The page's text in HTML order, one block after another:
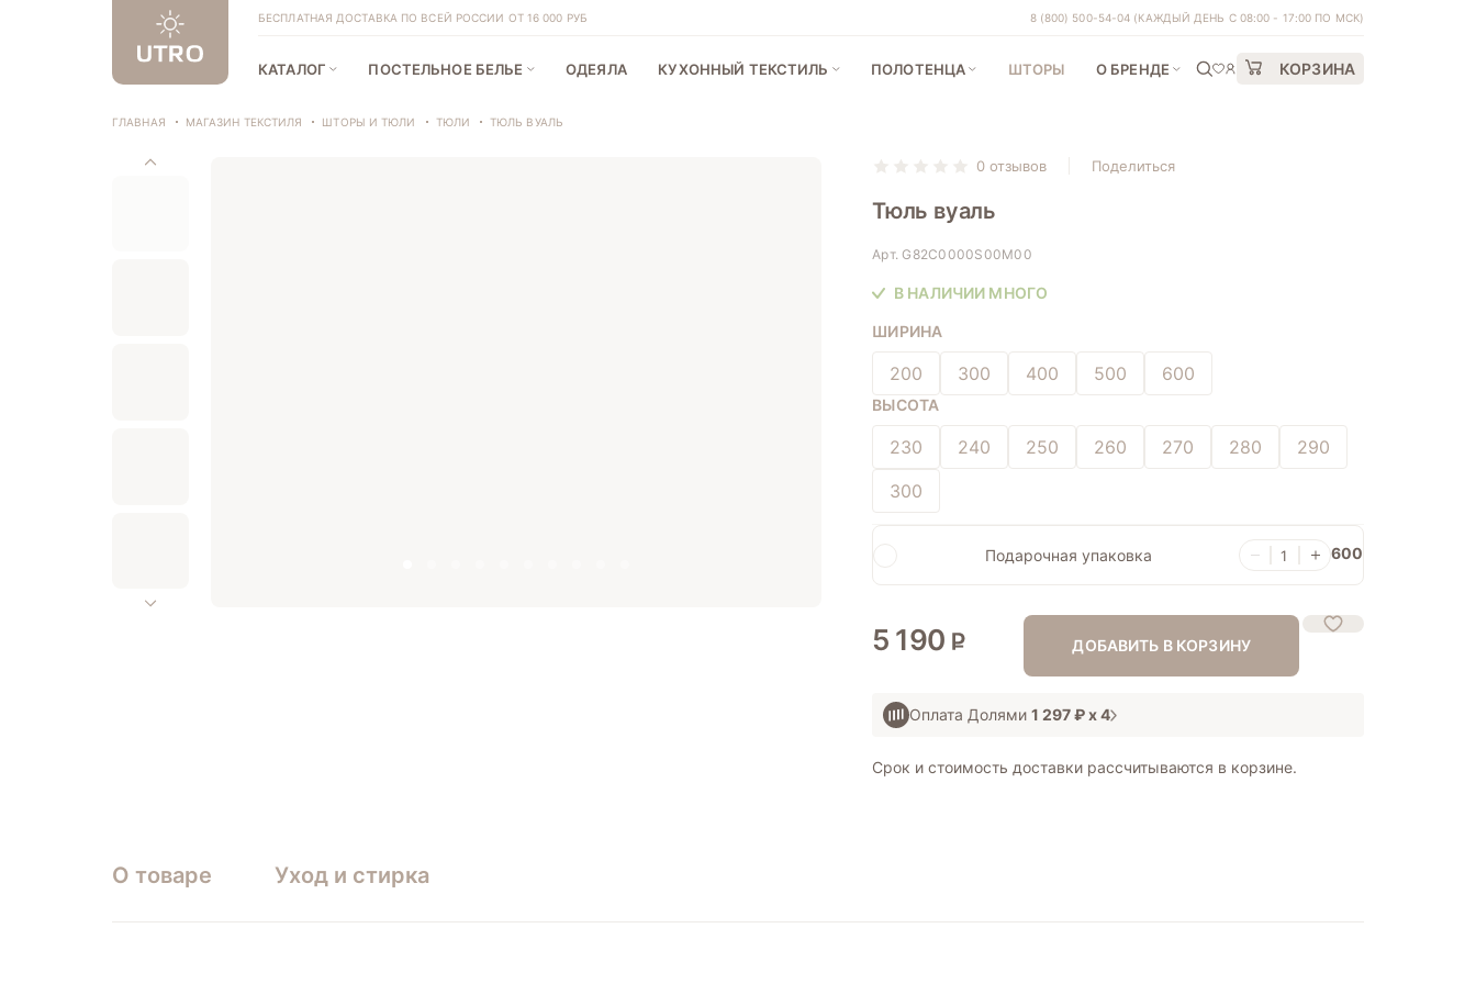
БЕСПЛАТНАЯ ДОСТАВКА ПО ВСЕЙ РОССИИ ОТ 16 000 РУБ 8 (800) 500-54-04 (КАЖДЫЙ ДЕНЬ С 08:00 - 17:00 ПО МСК)
КАТАЛОГ ПОСТЕЛЬНОЕ БЕЛЬЕ ОДЕЯЛА КУХОННЫЙ ТЕКСТИЛЬ ПОЛОТЕНЦА ШТОРЫ О БРЕНДЕ КОРЗИНА
ГЛАВНАЯ МАГАЗИН ТЕКСТИЛЯ ШТОРЫ И ТЮЛИ ТЮЛИ ТЮЛЬ ВУАЛЬ
0 отзывов Поделиться
Тюль вуаль
Арт.G82C0000S00M00
В НАЛИЧИИ МНОГО
ШИРИНА
200 300 400 500 600
ВЫСОТА
230 240 250 260 270 280
290
300
Подарочная упаковка 600
5 190 ДОБАВИТЬ В КОРЗИНУ
Оплата Долями 1 297 ₽х 4
Срок и стоимость доставки рассчитываются в корзине.
О товаре Уход и стирка